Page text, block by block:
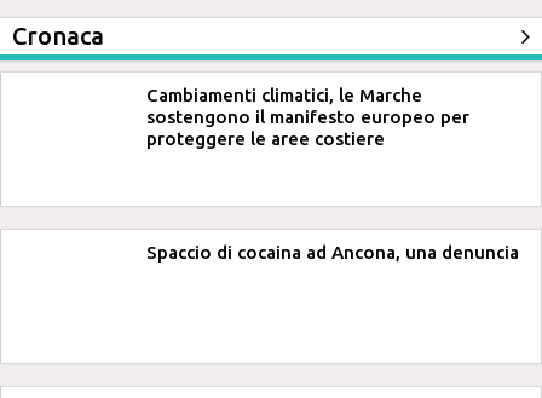
Cronaca
Cambiamenti climatici, le Marche
sostengono il manifesto europeo per
proteggere le aree costiere
Spaccio di cocaina ad Ancona, una denuncia